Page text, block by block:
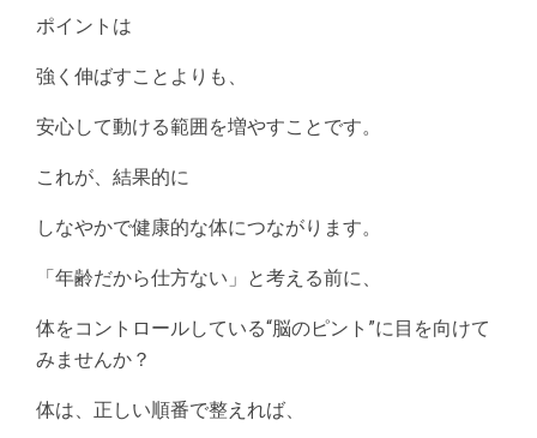
ポイントは
強く伸ばすことよりも、
安心して動ける範囲を増やすことです。
これが、結果的に
しなやかで健康的な体につながります。
「年齢だから仕方ない」と考える前に、
体をコントロールしている“脳のピント”に目を向けて
みませんか？
体は、正しい順番で整えれば、